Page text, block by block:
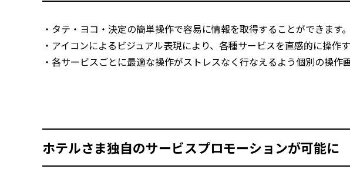
・タテ・ヨコ・決定の簡単操作で容易に情報を取得することができます。
・アイコンによるビジュアル表現により、各種サービスを直感的に操作
・各サービスごとに最適な操作がストレスなく行なえるよう個別の操作
ホテルさま独自のサービスプロモーションが可能に